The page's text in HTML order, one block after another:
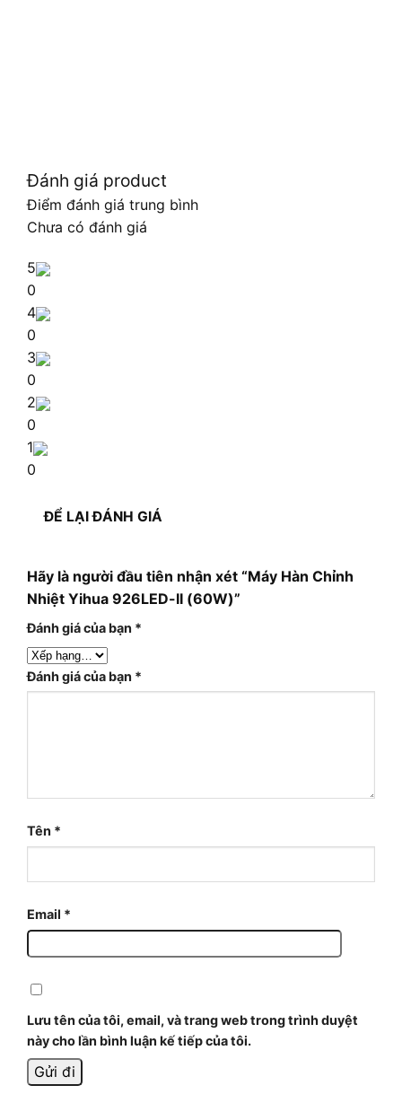
Đánh giá product
Điểm đánh giá trung bình
Chưa có đánh giá
5
0
4
0
3
0
2
0
1
0
ĐỂ LẠI ĐÁNH GIÁ
Hãy là người đầu tiên nhận xét “Máy Hàn Chỉnh
Nhiệt Yihua 926LED-II (60W)”
Đánh giá của bạn *
Đánh giá của bạn *
Tên *
Email *
Lưu tên của tôi, email, và trang web trong trình duyệt
này cho lần bình luận kế tiếp của tôi.